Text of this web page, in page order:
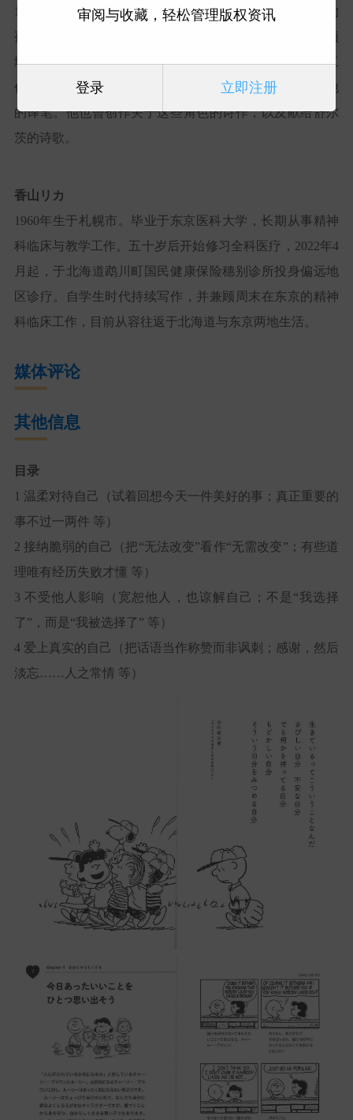
1931-2024。1931年出生于东京，诗人。以《二十亿光年的
孤独》出道，活跃于绘本、童谣、剧本、翻译等多个领
域。1966年在美国与《PEANUTS》相遇，自此开始翻译工
作。日本读者所熟知的
角色经典台词，多出自他
的译笔。他也曾创作关于这些角色的诗作，以及献给舒尔
茨的诗歌。
香山リカ
1960年生于札幌市。毕业于东京医科大学，长期从事精神
科临床与教学工作。五十岁后开始修习全科医疗，2022年4
月起，于北海道鹉川町国民健康保险穗别诊所投身偏远地
区诊疗。自学生时代持续写作，并兼顾周末在东京的精神
科临床工作，目前从容往返于北海道与东京两地生活。
媒体评论
其他信息
目录
1 温柔对待自己（试着回想今天一件美好的事；真正重要的
事不过一两件 等）
2 接纳脆弱的自己（把“无法改变”看作“无需改变”；有些道
理唯有经历失败才懂 等）
3 不受他人影响（宽恕他人，也谅解自己；不是“我选择
了”，而是“我被选择了” 等）
4 爱上真实的自己（把话语当作称赞而非讽刺；感谢，然后
淡忘……人之常情 等）
审阅与收藏，轻松管理版权资讯
登录 立即注册